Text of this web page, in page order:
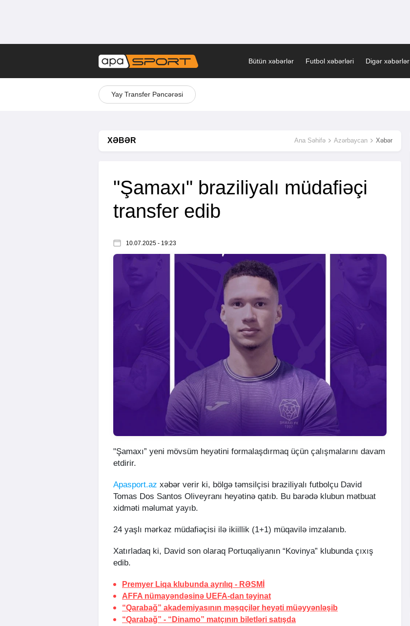
Bütün xəbərlər Futbol xəbərləri Digər xəbərlər
Yay Transfer Pəncərəsi
XƏBƏR Ana Səhifə Azərbaycan Xəbər
"Şamaxı" braziliyalı müdafiəçi
transfer edib
10.07.2025 - 19:23
"Şamaxı” yeni mövsüm heyətini formalaşdırmaq üçün çalışmalarını davam
etdirir.
Apasport.az xəbər verir ki, bölgə təmsilçisi braziliyalı futbolçu David
Tomas Dos Santos Oliveyranı heyətinə qatıb. Bu barədə klubun mətbuat
xidməti məlumat yayıb.
24 yaşlı mərkəz müdafiəçisi ilə ikiillik (1+1) müqavilə imzalanıb.
Xatırladaq ki, David son olaraq Portuqaliyanın “Kovinya” klubunda çıxış
edib.
Premyer Liqa klubunda ayrılıq - RƏSMİ
AFFA nümayəndəsinə UEFA-dan təyinat
“Qarabağ” akademiyasının məşqçilər heyəti müəyyənləşib
“Qarabağ” - “Dinamo” matçının biletləri satışda